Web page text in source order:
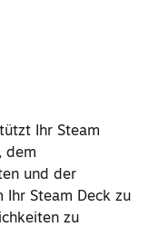
Ihr Steam
dem
und der
Ihr Steam Deck zu
zu